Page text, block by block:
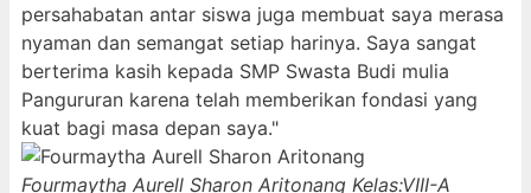
persahabatan antar siswa juga membuat saya merasa
nyaman dan semangat setiap harinya. Saya sangat
berterima kasih kepada SMP Swasta Budi mulia
Pangururan karena telah memberikan fondasi yang
kuat bagi masa depan saya."
Fourmaytha Aurell Sharon Aritonang Kelas:VIII-A